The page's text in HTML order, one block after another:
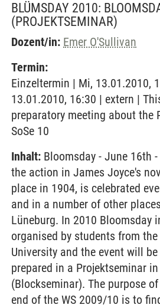
BLÜMSDAY 2010:
(PROJEKTSEMINAR)
Dozent/in: Emer O'Sullivan
Termin:
Einzeltermin | Mi, 13.01.2010,
13.01.2010, 16:30 | extern |
preparatory meeting about the
SoSe 10
Inhalt: Bloomsday - June 16th
the action in James Joyce's
place in 1904, is celebrated
and in a number of other
Lüneburg. In 2010 Bloomsday
organised by students from
University and the event will
prepared in a Projektseminar in
(Blockseminar). The purpose
end of the WS 2009/10 is to